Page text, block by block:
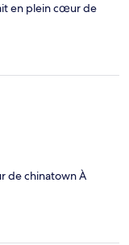
en plein cœur de
de chinatown À